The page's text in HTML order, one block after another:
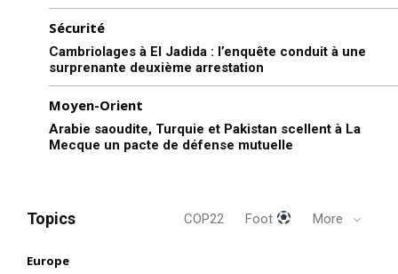
Sécurité
Cambriolages à El Jadida : l’enquête conduit à une
surprenante deuxième arrestation
Moyen-Orient
Arabie saoudite, Turquie et Pakistan scellent à La
Mecque un pacte de défense mutuelle
Topics COP22 Foot More
Europe